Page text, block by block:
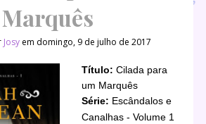
Marquês
Josy em domingo, 9 de julho de 2017
Título: Cilada para
um Marquês
Série: Escândalos e
Canalhas - Volume 1